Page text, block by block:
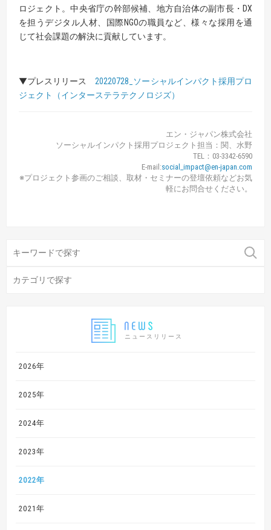
ニュースリリース
2026年
2025年
2024年
2023年
2022年
2021年
ロジェクト。中央省庁の幹部候補、地方自治体の副市長・DX
を担うデジタル人材、国際NGOの職員など、様々な採用を通
じて社会課題の解決に貢献しています。
▼プレスリリース 20220728_ソーシャルインパクト採用プロ
ジェクト（インターステラテクノロジズ）
エン・ジャパン株式会社
ソーシャルインパクト採用プロジェクト担当：関、水野
TEL：03-3342-6590
E-mail:social_impact@en-japan.com
※プロジェクト参画のご相談、取材・セミナーの登壇依頼などお気
軽にお問合せください。